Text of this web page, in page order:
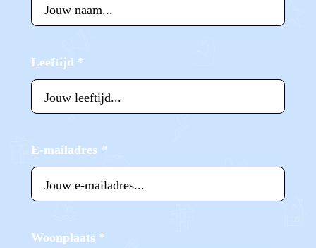
Leeftijd *
E-mailadres *
Woonplaats *